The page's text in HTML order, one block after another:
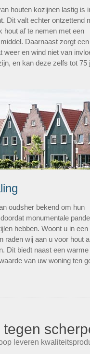
houten kozijnen lastig is
Dit valt echter ontzettend
hout af te nemen met een
Daarnaast zorgt een
weer en wind niet van
en kan deze zelfs tot 75
oudsher bekend om hun
monumentale
hebben. Woont u in een
raden wij aan u voor hout
Dit biedt naast een warme
van uw woning ten
leveren